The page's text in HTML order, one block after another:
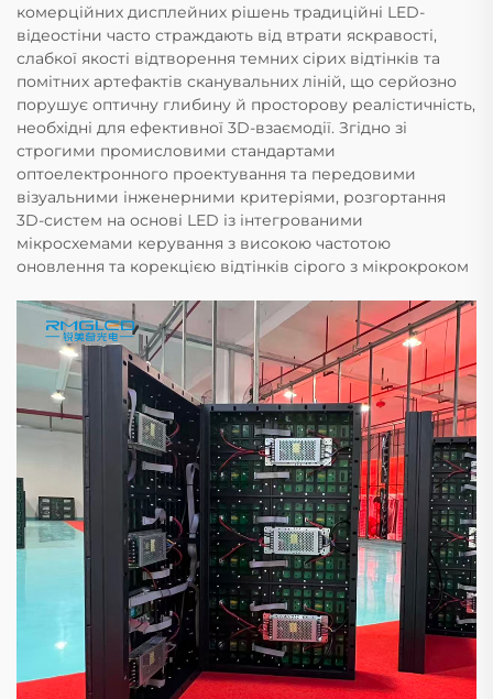
комерційних дисплейних рішень традиційні LED-
відеостіни часто страждають від втрати яскравості,
слабкої якості відтворення темних сірих відтінків та
помітних артефактів сканувальних ліній, що серйозно
порушує оптичну глибину й просторову реалістичність,
необхідні для ефективної 3D-взаємодії. Згідно зі
строгими промисловими стандартами
оптоелектронного проектування та передовими
візуальними інженерними критеріями, розгортання
3D-систем на основі LED із інтегрованими
мікросхемами керування з високою частотою
оновлення та корекцією відтінків сірого з мікрокроком